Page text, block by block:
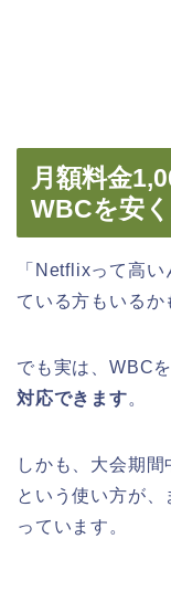
月額料金
WBCを安
「Netflixって高
ている方もいるか
でも実は、WBC
対応できます。
しかも、大会期
という使い方が
っています。